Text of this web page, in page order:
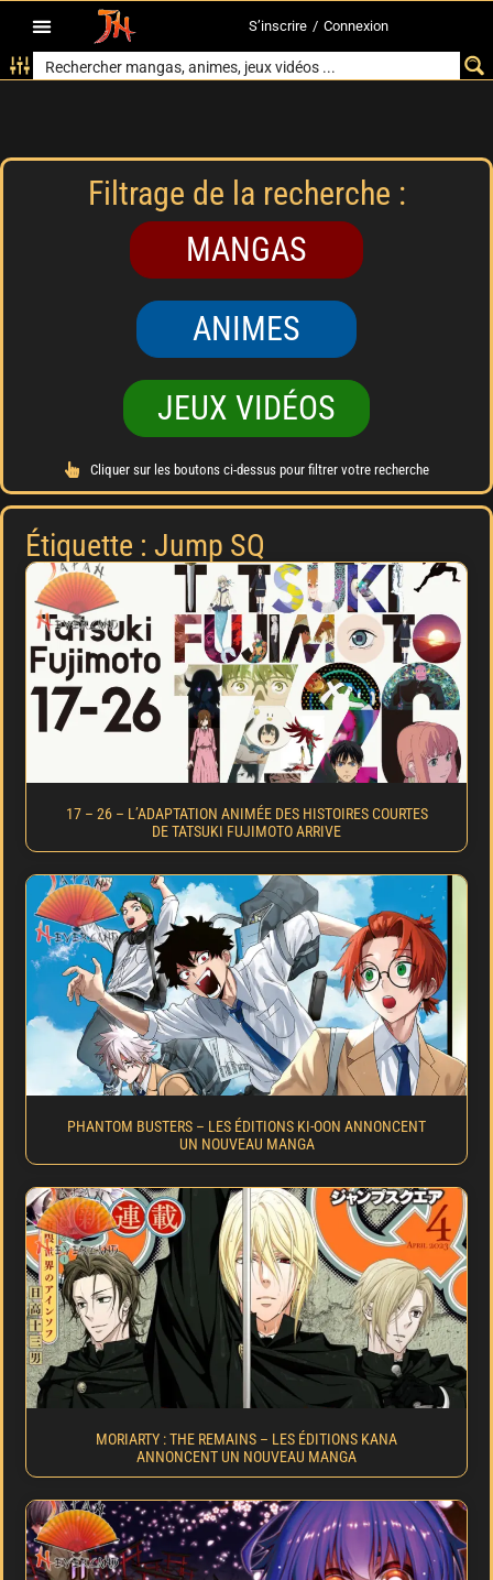
S’inscrire / Connexion
Filtrage de la recherche :
MANGAS
ANIMES
JEUX VIDÉOS
Cliquer sur les boutons ci-dessus pour filtrer votre recherche
Étiquette : Jump SQ
17 – 26 – L’ADAPTATION ANIMÉE DES HISTOIRES COURTES
DE TATSUKI FUJIMOTO ARRIVE
PHANTOM BUSTERS – LES ÉDITIONS KI-OON ANNONCENT
UN NOUVEAU MANGA
MORIARTY : THE REMAINS – LES ÉDITIONS KANA
ANNONCENT UN NOUVEAU MANGA